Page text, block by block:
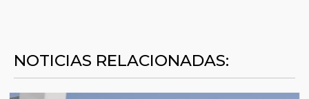
NOTICIAS RELACIONADAS: